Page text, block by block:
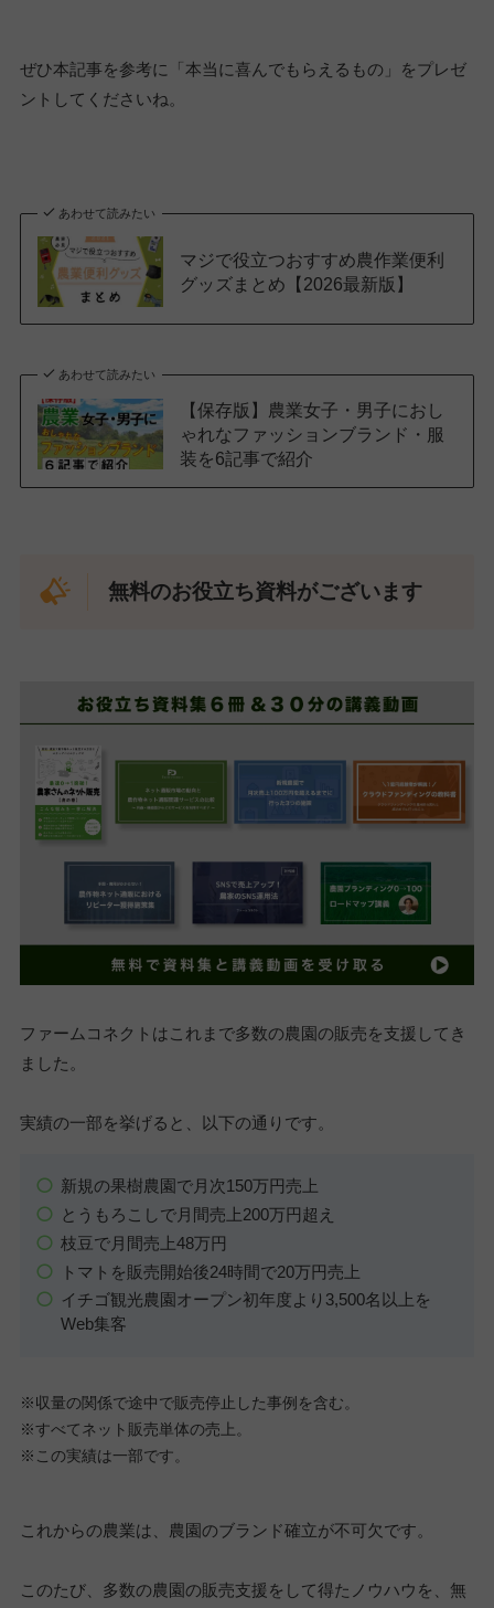
ぜひ本記事を参考に「本当に喜んでもらえるもの」をプレゼ
ントしてくださいね。
あわせて読みたい
マジで役立つおすすめ農作業便利
グッズまとめ【2026最新版】
あわせて読みたい
【保存版】農業女子・男子におし
ゃれなファッションブランド・服
装を6記事で紹介
無料のお役立ち資料がございます
ファームコネクトはこれまで多数の農園の販売を支援してき
ました。
実績の一部を挙げると、以下の通りです。
新規の果樹農園で月次150万円売上
とうもろこしで月間売上200万円超え
枝豆で月間売上48万円
トマトを販売開始後24時間で20万円売上
イチゴ観光農園オープン初年度より3,500名以上を
Web集客
※収量の関係で途中で販売停止した事例を含む。
※すべてネット販売単体の売上。
※この実績は一部です。
これからの農業は、農園のブランド確立が不可欠です。
このたび、多数の農園の販売支援をして得たノウハウを、無